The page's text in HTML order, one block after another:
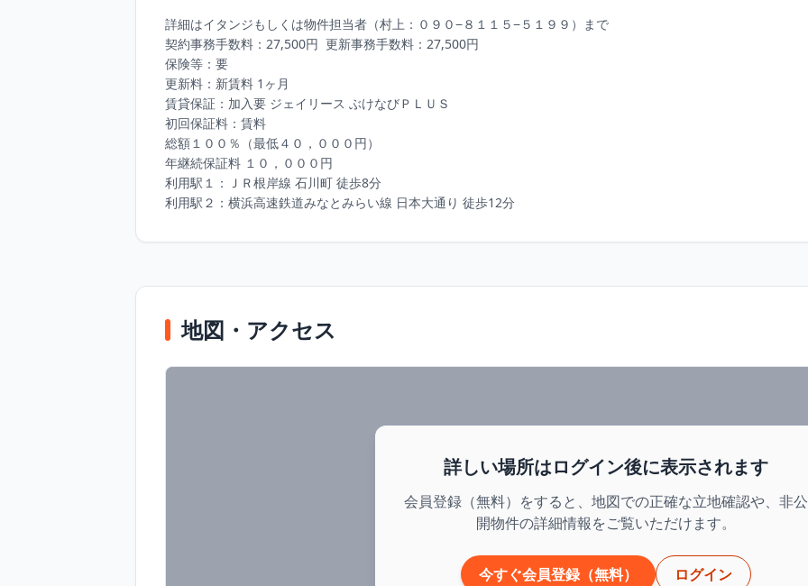
詳細はイタンジもしくは物件担当者（村上：０９０−８１１５−５１９９）まで
契約事務⼿数料：27,500円  更新事務⼿数料：27,500円
保険等：要
更新料：新賃料 1ヶ⽉
賃貸保証：加⼊要 ジェイリース ぶけなびＰＬＵＳ
初回保証料：賃料
総額１００％（最低４０，０００円）
年継続保証料 １０，０００円
利⽤駅１：ＪＲ根岸線 ⽯川町 徒歩8分
利⽤駅２：横浜⾼速鉄道みなとみらい線 ⽇本⼤通り 徒歩12分
地図・アクセス
詳しい場所はログイン後に表示されます
会員登録（無料）をすると、地図での正確な立地確認や、非公
開物件の詳細情報をご覧いただけます。
今すぐ会員登録（無料） ログイン